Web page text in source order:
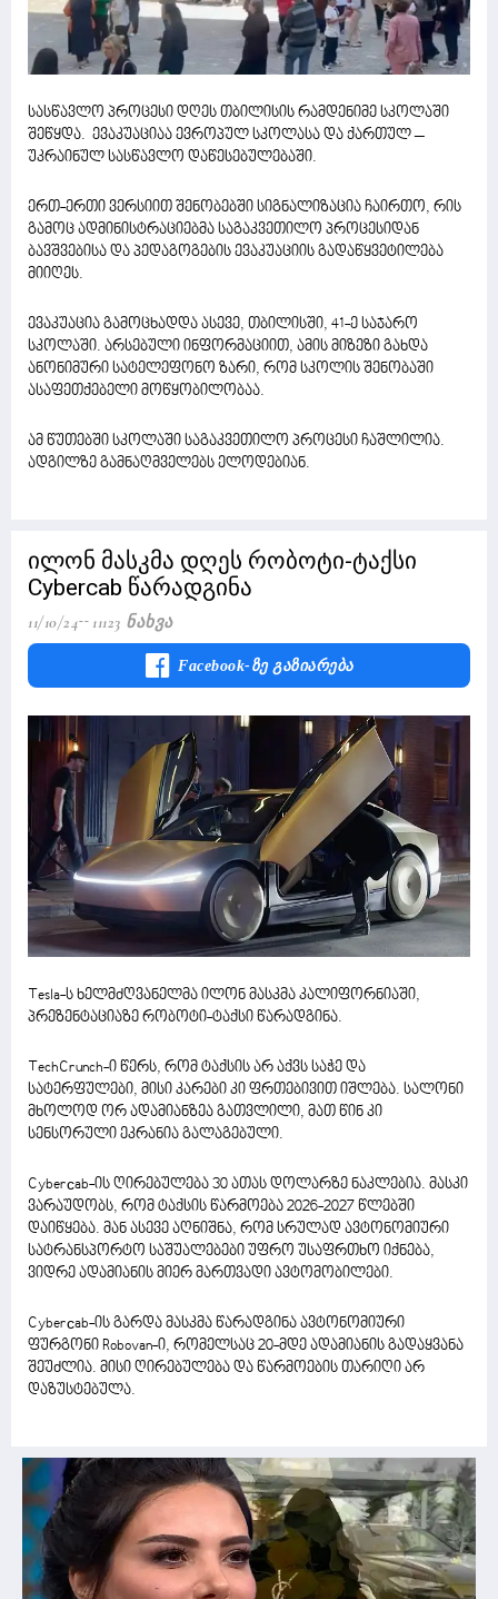
სასწავლო პროცესი დღეს თბილისის რამდენიმე სკოლაში
შეწყდა. ევაკუაციაა ევროპულ სკოლასა და ქართულ –
უკრაინულ სასწავლო დაწესებულებაში.
ერთ-ერთი ვერსიით შენობებში სიგნალიზაცია ჩაირთო, რის
გამოც ადმინისტრაციებმა საგაკვეთილო პროცესიდან
ბავშვებისა და პედაგოგების ევაკუაციის გადაწყვეტილება
მიიღეს.
ევაკუაცია გამოცხადდა ასევე, თბილისში, 41-ე საჯარო
სკოლაში. არსებული ინფორმაციით, ამის მიზეზი გახდა
ანონიმური სატელეფონო ზარი, რომ სკოლის შენობაში
ასაფეთქებელი მოწყობილობაა.
ამ წუთებში სკოლაში საგაკვეთილო პროცესი ჩაშლილია.
ადგილზე გამნაღმველებს ელოდებიან.
ილონ მასკმა დღეს რობოტი-ტაქსი
Cybercab წარადგინა
11/10/24 11123 Ნახვა
Facebook-Ზე Გაზიარება
Tesla-ს ხელმძღვანელმა ილონ მასკმა კალიფორნიაში,
პრეზენტაციაზე რობოტი-ტაქსი წარადგინა.
TechCrunch-ი წერს, რომ ტაქსის არ აქვს საჭე და
სატერფულები, მისი კარები კი ფრთებივით იშლება. სალონი
მხოლოდ ორ ადამიანზეა გათვლილი, მათ წინ კი
სენსორული ეკრანია გალაგებული.
Cyberсab-ის ღირებულება 30 ათას დოლარზე ნაკლებია. მასკი
ვარაუდობს, რომ ტაქსის წარმოება 2026-2027 წლებში
დაიწყება. მან ასევე აღნიშნა, რომ სრულად ავტონომიური
სატრანსპორტო საშუალებები უფრო უსაფრთხო იქნება,
ვიდრე ადამიანის მიერ მართვადი ავტომობილები.
Cyberсab-ის გარდა მასკმა წარადგინა ავტონომიური
ფურგონი Robovan-ი, რომელსაც 20-მდე ადამიანის გადაყვანა
შეუძლია. მისი ღირებულება და წარმოების თარიღი არ
დაზუსტებულა.